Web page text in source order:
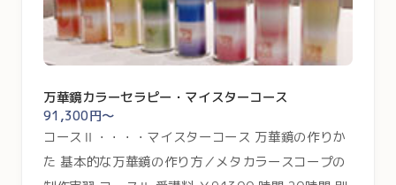
万華鏡カラーセラピー・マイスターコース
91,300円～
コースⅡ・・・・マイスターコース 万華鏡の作りか
た 基本的な万華鏡の作り方／メタカラースコープの